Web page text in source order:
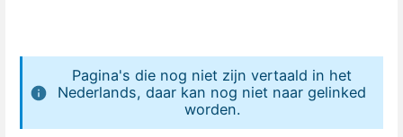
Pagina's die nog niet zijn vertaald in het
Nederlands, daar kan nog niet naar gelinked
worden.